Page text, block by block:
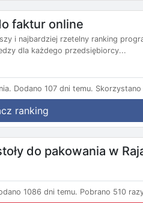
faktur online
i najbardziej rzetelny ranking
dla każdego przedsiębiorcy...
Dodano 107 dni temu.
ranking
do pakowania w
1086 dni temu. Pobrano 510